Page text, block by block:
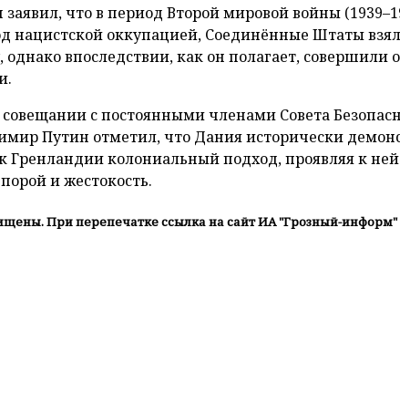
что в период Второй мировой войны
нацистской оккупацией, Соединённые Штаты
однако впоследствии, как он полагает, совершили
совещании с постоянными членами Совета
Путин отметил, что Дания исторически
Гренландии колониальный подход, проявляя к
и жестокость.
При перепечатке ссылка на сайт ИА "Грозный-информ"